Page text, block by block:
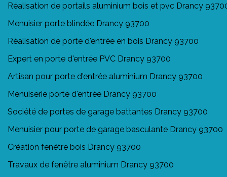
Réalisation de portails aluminium bois et pvc Drancy
Menuisier porte blindée Drancy 93700
Réalisation de porte d'entrée en bois Drancy 93700
Expert en porte d'entrée PVC Drancy 93700
Artisan pour porte d'entrée aluminium Drancy 93700
Menuiserie porte d'entrée Drancy 93700
Société de portes de garage battantes Drancy 93700
Menuisier pour porte de garage basculante Drancy 93700
Création fenêtre bois Drancy 93700
Travaux de fenêtre aluminium Drancy 93700